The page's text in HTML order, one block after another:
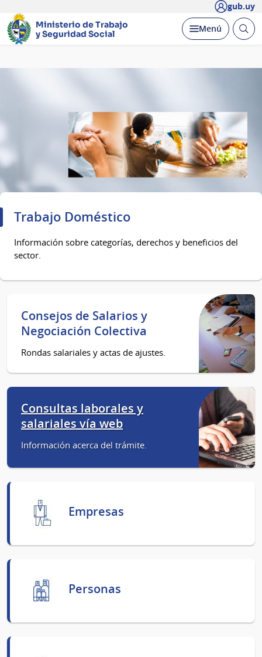
gub.uy
Ministerio de Trabajo
y Seguridad Social
Desplegar
Menú Abrir
Trabajo Doméstico
Información sobre categorías, derechos y beneficios del
sector.
Consejos de Salarios y
Negociación Colectiva
Rondas salariales y actas de ajustes.
Consultas laborales y
salariales vía web
Información acerca del trámite.
Empresas
Personas